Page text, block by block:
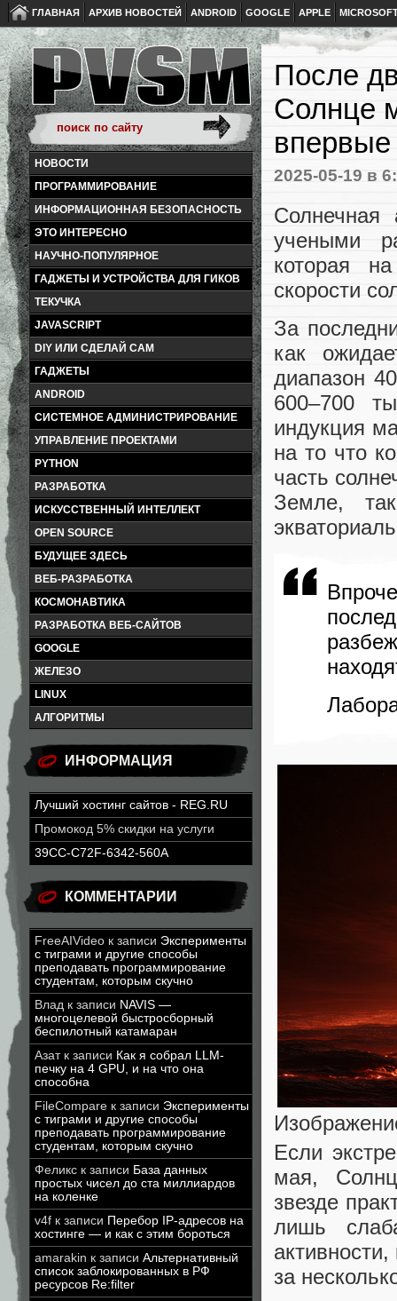
ГЛАВНАЯ АРХИВ НОВОСТЕЙ ANDROID GOOGLE APPLE
НОВОСТИ
ПРОГРАММИРОВАНИЕ
ИНФОРМАЦИОННАЯ БЕЗОПАСНОСТЬ
ЭТО ИНТЕРЕСНО
НАУЧНО-ПОПУЛЯРНОЕ
ГАДЖЕТЫ И УСТРОЙСТВА ДЛЯ ГИКОВ
ТЕКУЧКА
JAVASCRIPT
DIY ИЛИ СДЕЛАЙ САМ
ГАДЖЕТЫ
ANDROID
СИСТЕМНОЕ АДМИНИСТРИРОВАНИЕ
УПРАВЛЕНИЕ ПРОЕКТАМИ
PYTHON
РАЗРАБОТКА
ИСКУССТВЕННЫЙ ИНТЕЛЛЕКТ
OPEN SOURCE
БУДУЩЕЕ ЗДЕСЬ
ВЕБ-РАЗРАБОТКА
КОСМОНАВТИКА
РАЗРАБОТКА ВЕБ-САЙТОВ
GOOGLE
ЖЕЛЕЗО
LINUX
АЛГОРИТМЫ
ИНФОРМАЦИЯ
Лучший хостинг сайтов - REG.RU
Промокод 5% скидки на услуги
39CC-C72F-6342-560A
КОММЕНТАРИИ
FreeAIVideo к записи Эксперименты
с тиграми и другие способы
преподавать программирование
студентам, которым скучно
Влад к записи NAVIS —
многоцелевой быстросборный
беспилотный катамаран
Азатк записи Как я собрал LLM-
печку на 4 GPU, и на что она
способна
FileCompare к записи Эксперименты
с тиграми и другие способы
преподавать программирование
студентам, которым скучно
Феликс к записи База данных
простых чисел до ста миллиардов
на коленке
v4f к записи Перебор IP-адресов на
хостинге — и как с этим бороться
amarakin к записи Альтернативный
список заблокированных в РФ
ресурсов Re:filter
После
Солнце
впервые
2025-05-19 в
Солнечная
учеными
которая
скорости
За
как
диапазон
600–700
индукция
на то что
часть
Земле,
Если
мая,
звезде
лишь
за